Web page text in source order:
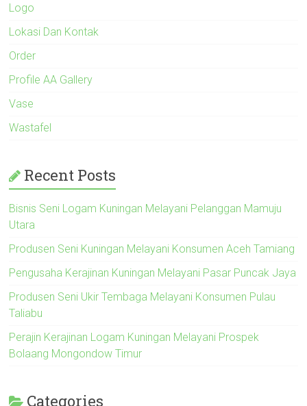
Logo
Lokasi Dan Kontak
Order
Profile AA Gallery
Vase
Wastafel
Recent Posts
Bisnis Seni Logam Kuningan Melayani Pelanggan Mamuju
Utara
Produsen Seni Kuningan Melayani Konsumen Aceh Tamiang
Pengusaha Kerajinan Kuningan Melayani Pasar Puncak Jaya
Produsen Seni Ukir Tembaga Melayani Konsumen Pulau
Taliabu
Perajin Kerajinan Logam Kuningan Melayani Prospek
Bolaang Mongondow Timur
Categories